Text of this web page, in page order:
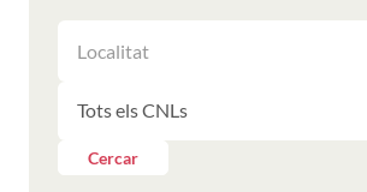
ELS
RESULTATS
LES
PER
LES
Cercar